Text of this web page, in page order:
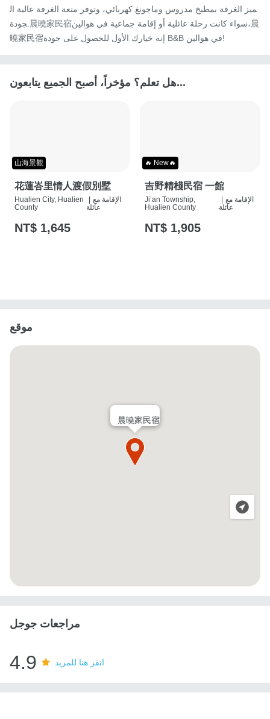
ميز الغرفة بمطبخ مدروس وماجونغ كهربائي، وتوفر متعة الغرفة عالية ال
جودة.晨曉家民宿سواء كانت رحلة عائلية أو إقامة جماعية في هوالين،晨
曉家民宿إنه خيارك الأول للحصول على جودة B&B في هوالين!
هل تعلم؟ مؤخراً، أصبح الجميع يتابعون...
山海景觀
花蓮峇里情人渡假別墅
Hualien City, Hualien
County
الإقامة مع
عائلة
NT$ 1,645
🔥 New🔥
吉野精棧民宿 一館
Ji’an Township,
Hualien County
الإقامة مع
عائلة
NT$ 1,905
موقع
晨曉家民宿
مراجعات جوجل
4.9 انقر هنا للمزيد